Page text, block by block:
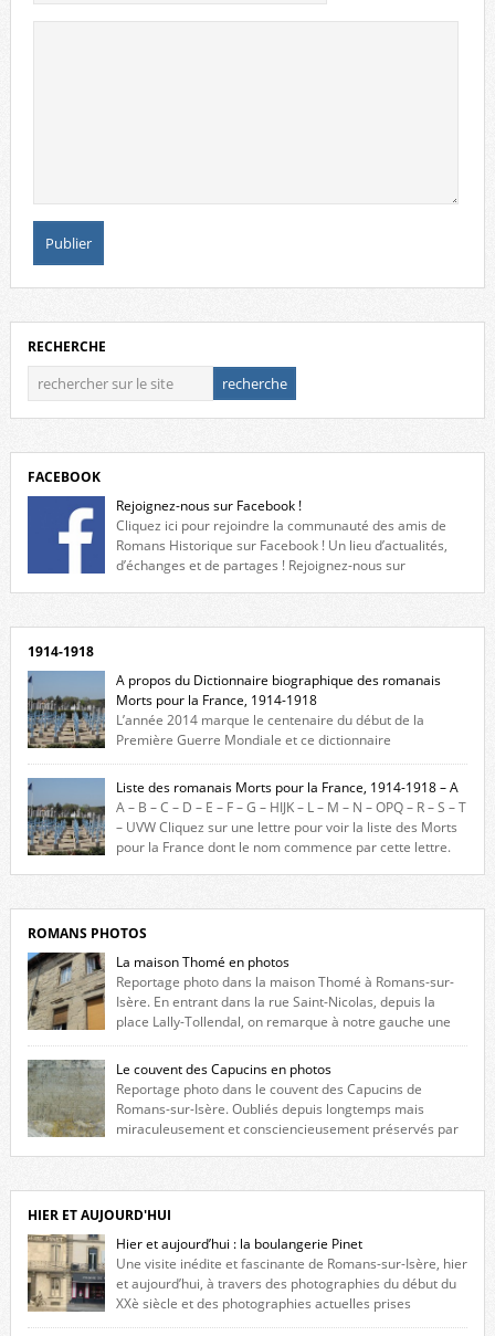
RECHERCHE
FACEBOOK
Rejoignez-nous sur Facebook !
Cliquez ici pour rejoindre la communauté des amis de
Romans Historique sur Facebook ! Un lieu d’actualités,
d’échanges et de partages ! Rejoignez-nous sur
1914-1918
A propos du Dictionnaire biographique des romanais
Morts pour la France, 1914-1918
L’année 2014 marque le centenaire du début de la
Première Guerre Mondiale et ce dictionnaire
biographique veut rendre hommage aux romanais Morts pour la
France durant ce conflit. La base de cette recherche historique est
constituée des noms gravés sur les plaques commémoratives de
l’Hôtel de Ville, du lycée du Dauphiné et du lycée Triboulet, […]
Liste des romanais Morts pour la France, 1914-1918 – A
A – B – C – D – E – F – G – HIJK – L – M – N – OPQ – R – S – T
– UVW Cliquez sur une lettre pour voir la liste des Morts
pour la France dont le nom commence par cette lettre.
ROMANS PHOTOS
La maison Thomé en photos
Reportage photo dans la maison Thomé à Romans-sur-
Isère. En entrant dans la rue Saint-Nicolas, depuis la
place Lally-Tollendal, on remarque à notre gauche une
maison construite au XVIè siècle. Les deux façades sont ornées de
fenêtres jumelles à meneaux. Entre ces deux étages, on peut voir une
niche qui contient une statue de la Vierge. […]
Le couvent des Capucins en photos
Reportage photo dans le couvent des Capucins de
Romans-sur-Isère. Oubliés depuis longtemps mais
miraculeusement et consciencieusement préservés par
l’histoire de la redécouverte de vestiges du couvent des Capucins ! Petit
retour sur l’histoire […]
HIER ET AUJOURD'HUI
Hier et aujourd’hui : la boulangerie Pinet
Une visite inédite et fascinante de Romans-sur-Isère, hier
et aujourd’hui, à travers des photographies du début du
XXè siècle et des photographies actuelles prises
exactement dans le même cadre ! A l’angle de la place Jean Jaurès et de